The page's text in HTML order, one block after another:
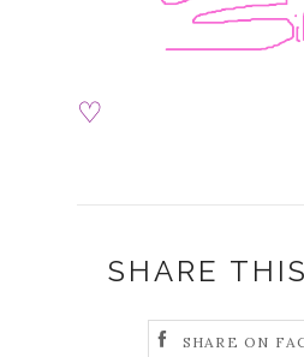
♡
SHARE
SHARE ON